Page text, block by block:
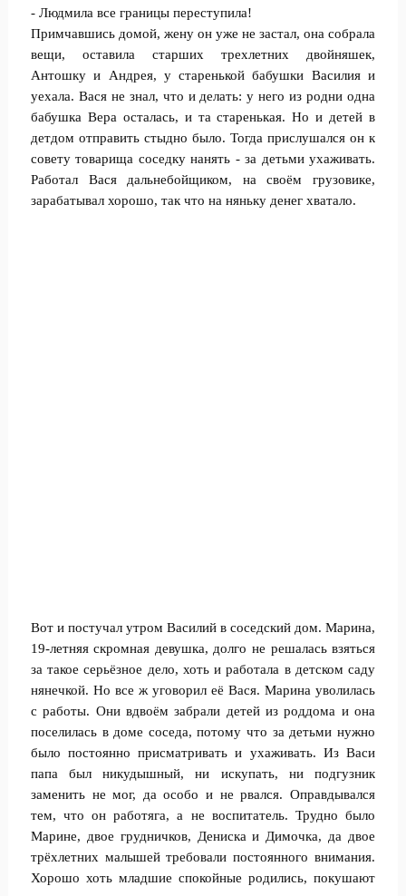
- Людмила все границы переступила!
Примчавшись домой, жену он уже не застал, она собрала
вещи, оставила старших трехлетних двойняшек,
Антошку и Андрея, у старенькой бабушки Василия и
уехала. Вася не знал, что и делать: у него из родни одна
бабушка Вера осталась, и та старенькая. Но и детей в
детдом отправить стыдно было. Тогда прислушался он к
совету товарища соседку нанять - за детьми ухаживать.
Работал Вася дальнебойщиком, на своём грузовике,
зарабатывал хорошо, так что на няньку денег хватало.
Вот и постучал утром Василий в соседский дом. Марина,
19-летняя скромная девушка, долго не решалась взяться
за такое серьёзное дело, хоть и работала в детском саду
нянечкой. Но все ж уговорил её Вася. Марина уволилась
с работы. Они вдвоём забрали детей из роддома и она
поселилась в доме соседа, потому что за детьми нужно
было постоянно присматривать и ухаживать. Из Васи
папа был никудышный, ни искупать, ни подгузник
заменить не мог, да особо и не рвался. Оправдывался
тем, что он работяга, а не воспитатель. Трудно было
Марине, двое грудничков, Дениска и Димочка, да двое
трёхлетних малышей требовали постоянного внимания.
Хорошо хоть младшие спокойные родились, покушают